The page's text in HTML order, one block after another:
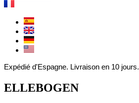
Expédié d'Espagne. Livraison en 10 jours.
ELLEBOGEN